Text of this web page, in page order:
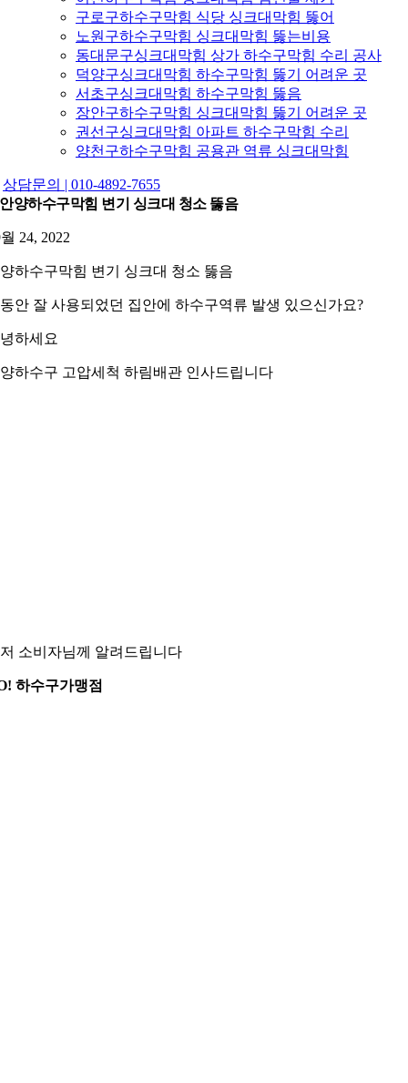
구로구하수구막힘 식당 싱크대막힘 뚫어
노원구하수구막힘 싱크대막힘 뚫는비용
동대문구싱크대막힘 상가 하수구막힘 수리 공사
덕양구싱크대막힘 하수구막힘 뚫기 어려운 곳
서초구싱크대막힘 하수구막힘 뚫음
장안구하수구막힘 싱크대막힘 뚫기 어려운 곳
권선구싱크대막힘 아파트 하수구막힘 수리
양천구하수구막힘 공용관 역류 싱크대막힘
상담문의 | 010-4892-7655
안양하수구막힘 변기 싱크대 청소 뚫음
24, 2022
하수구막힘 변기 싱크대 청소 뚫음
안 잘 사용되었던 집안에 하수구역류 발생 있으신가요?
하세요
하수구 고압세척 하림배관 인사드립니다
소비자님께 알려드립니다
하수구가맹점